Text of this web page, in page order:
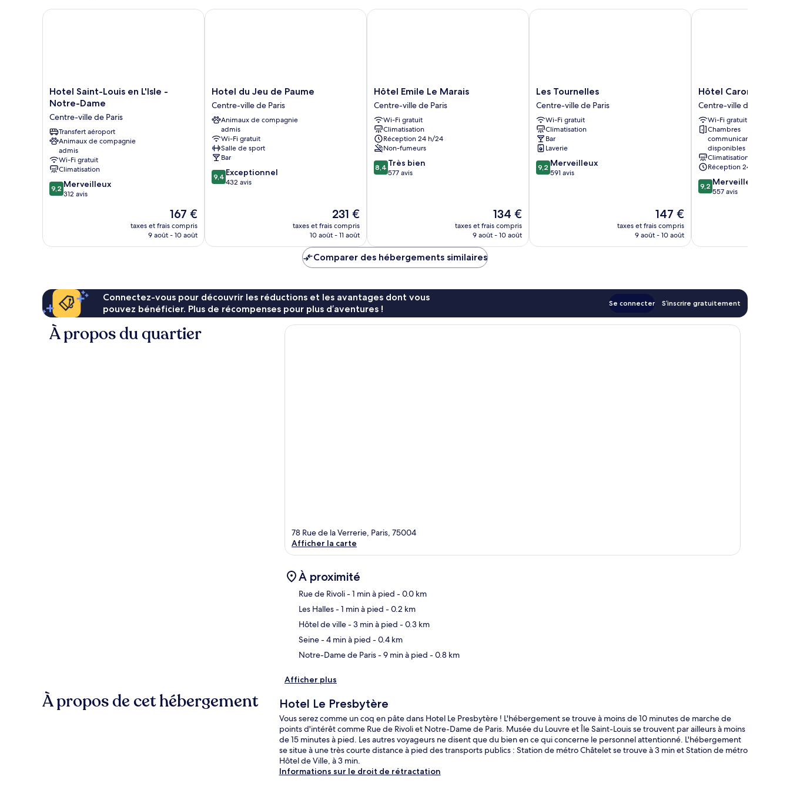
Chambre
grand
1
Chambre
grand
lit
(Le
lits
Hotel
Saint-
en
L'Isle
-
Notre-
Dame
Centre-
ville
de
Hotel Saint-Louis en L'Isle -
Notre-Dame
Centre-ville de Paris
Transfert aéroport
Animaux de compagnie
admis
Wi-Fi gratuit
Climatisation
9.2
sur
9,2 Merveilleux
312 avis
Le
nouveau
prix
167 €
taxes et frais compris
9 août - 10 août
Hotel Saint-Louis en L'Isle - Notre-Dame
Hotel
du
Jeu
de
Paume
Centre-
ville
de
Paris
Hotel du Jeu de Paume
Centre-ville de Paris
Animaux de compagnie
admis
Wi-Fi gratuit
Salle de sport
Bar
9.4
sur
9,4 Exceptionnel
432 avis
Le
nouveau
prix
de
231 €
231 €
taxes et frais compris
10 août - 11 août
Hotel du Jeu de Paume
Hôtel
Emile
Le
Marais
Centre-
ville
de
Paris
Hôtel Emile Le Marais
Centre-ville de Paris
Wi-Fi gratuit
Climatisation
Réception 24 h/24
Non-fumeurs
8.4
sur
8,4 Très bien
577 avis
Le
nouveau
prix
134 €
taxes et frais compris
9 août - 10 août
Hôtel Emile Le Marais
Les
Tournelles
Centre-
ville
de
Paris
Les Tournelles
Centre-ville de Paris
Wi-Fi gratuit
Climatisation
Bar
Laverie
9.2
sur
9,2 Merveilleux
591 avis
Le
nouveau
prix
147 €
taxes et frais compris
9 août - 10 août
Les Tournelles
Hôtel
Caron
le
Marais
Centre-
ville
de
Paris
Hôtel Caron le
Centre-ville de Paris
Wi-Fi gratuit
Chambres
communicantes
disponibles
Climatisation
Réception 24 h/24
9.2
sur
9,2 Merveilleux
557 avis
Hôtel Caron le Marais
Comparer des hébergements similaires
Connectez-vous pour découvrir les réductions et les avantages dont vous
pouvez bénéficier. Plus de récompenses pour plus d’aventures !
Se connecter S’inscrire gratuitement
À propos du quartier
78 Rue de la Verrerie, Paris, 75004
Afficher la carte
À proximité
Rue de Rivoli- 1 min à pied - 0.0 km
Les Halles- 1 min à pied - 0.2 km
Hôtel de ville- 3 min à pied - 0.3 km
Seine- 4 min à pied - 0.4 km
Notre-Dame de Paris- 9 min à pied - 0.8 km
Afficher plus
À propos de cet hébergement Hotel Le Presbytère
Vous serez comme un coq en pâte dans Hotel Le Presbytère ! L'hébergement se trouve à moins de 10 minutes de marche de
points d'intérêt comme Rue de Rivoli et Notre-Dame de Paris. Musée du Louvre et Île Saint-Louis se trouvent par ailleurs à moins
de 15 minutes à pied. Les autres voyageurs ne disent que du bien en ce qui concerne le personnel attentionné. L'hébergement
se situe à une très courte distance à pied des transports publics : Station de métro Châtelet se trouve à 3 min et Station de métro
Hôtel de Ville, à 3 min.
Informations sur le droit de rétractation